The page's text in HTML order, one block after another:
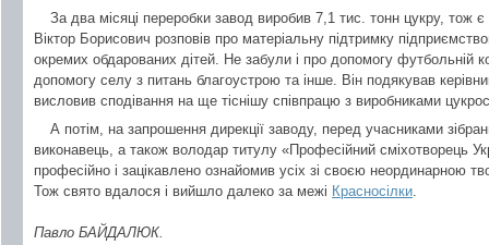
За два місяці переробки завод виробив 7,1 тис. тонн цукру, тож
Віктор Борисович розповів про матеріальну підтримку
окремих обдарованих дітей. Не забули і про допомогу футбольній
допомогу селу з питань благоустрою та інше. Він подякував
висловив сподівання на ще тіснішу співпрацю з виробниками
А потім, на запрошення дирекції заводу, перед учасниками
виконавець, а також володар титулу «Професійний сміхотворець
професійно і зацікавлено ознайомив усіх зі своєю неординарною
Тож свято вдалося і вийшло далеко за межі Красносілки
Павло БАЙДАЛЮК.